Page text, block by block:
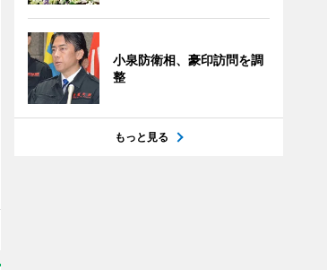
小泉防衛相、豪印訪問を調
整
もっと見る